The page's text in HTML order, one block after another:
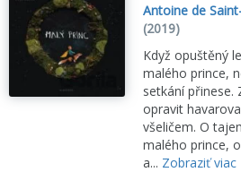
Antoine de
(2019)
Když opuštěný
malého prince,
setkání přinese.
opravit
všeličem. O
malého prince,
a... Zobraziť viac